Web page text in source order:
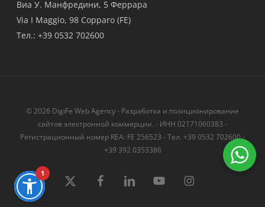
Виа У. Манфредини, 5 Феррара
Via I Maggio, 98 Copparo (FE)
Тел.: +39 0532 702600
© 2026 DigiFe Web Agency - Разработка и позиционирование
сайтов электронной коммерции. - ИНН 02171060383 -
Регистрационный номер REA: FE 256523 - Тел. +39 0532 702600 -
+39 392 0353386
твиттер FacebookLinkedIn YouTube instagram
1